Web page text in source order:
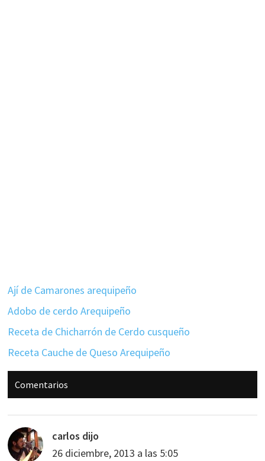
Ají de Camarones arequipeño
Adobo de cerdo Arequipeño
Receta de Chicharrón de Cerdo cusqueño
Receta Cauche de Queso Arequipeño
Interacciones
con
los
lectores
Comentarios
carlos dijo
26 diciembre, 2013 a las 5:05